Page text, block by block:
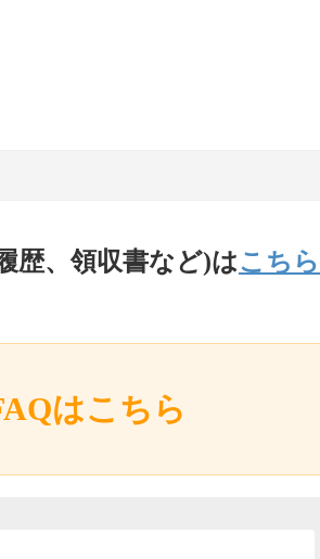
歴、領収書など)はこちら
はこちら